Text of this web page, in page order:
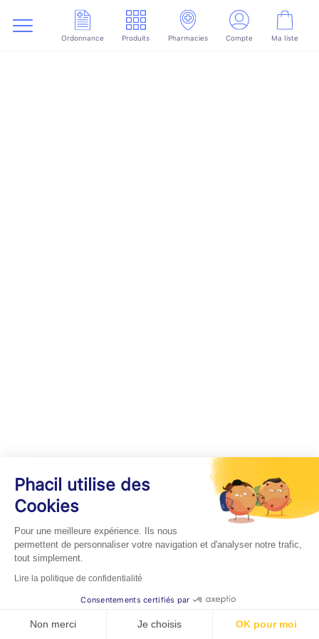
Ordonnance Produits Pharmacies Compte Ma liste
Phacil utilise des
Cookies
Pour une meilleure expérience. Ils nous
permettent de personnaliser votre navigation et d'analyser notre trafic,
tout simplement.
Lire la politique de confidentialité
Consentements certifiés par
Non merci Je choisis OK pour moi